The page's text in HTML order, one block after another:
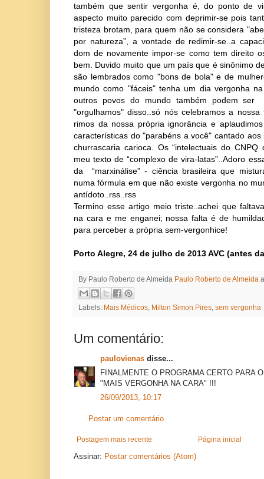
também que sentir vergonha é, do ponto de
aspecto muito parecido com deprimir-se pois
tristeza brotam, para quem não se considera
por natureza”, a vontade de redimir-se..a
dom de novamente impor-se como tem direito
bem. Duvido muito que um país que é sinônimo
são lembrados como "bons de bola" e de
mundo como "fáceis" tenha um dia vergonha
outros povos do mundo também podem ser
"orgulhamos" disso..só nós celebramos a
rimos da nossa própria ignorância e
características do "parabéns a você" cantado
churrascaria carioca. Os “intelectuais do
meu texto de “complexo de vira-latas”..Adoro
da
“marxinálise” - ciência brasileira que
numa fórmula em que não existe vergonha no
antídoto..rss..rss
Termino esse artigo meio triste..achei que
na cara e me enganei; nossa falta é de
para perceber a própria sem-vergonhice!
Porto Alegre, 24 de julho de 2013 AVC (antes
By Paulo Roberto de Almeida Paulo Roberto de Almeida
Labels: Mais Médicos, Milton Simon Pires, sem vergonha
Um comentário:
paulovienas disse...
FINALMENTE O PROGRAMA CERTO PARA
"MAIS VERGONHA NA CARA" !!!
26/09/2013, 10:17
Postar um comentário
Postagem mais recente Página inicial
Assinar: Postar comentários (Atom)